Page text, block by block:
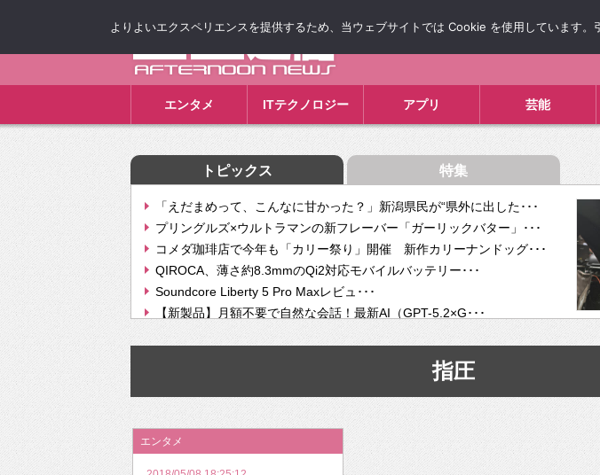
エンタメ ITテクノロジー アプリ 芸能
トピックス 特集
「えだまめって、こんなに甘かった？」新潟県民が“県外に出した･･･
プリングルズ×ウルトラマンの新フレーバー「ガーリックバター」･･･
コメダ珈琲店で今年も「カリー祭り」開催 新作カリーナンドッグ･･･
QIROCA、薄さ約8.3mmのQi2対応モバイルバッテリー･･･
Soundcore Liberty 5 Pro Maxレビュ･･･
【新製品】月額不要で自然な会話！最新AI（GPT-5.2×G･･･
【次世代の没入感と生産性】VITURE Luma Ultra･･･
挫折率8割の壁をAIで突破。ジャストシステム、”自分が今話し･･･
2026年のバレンタインは「自分で作って、想いを渡す」 TE･･･
指圧
エンタメ
よりよいエクスペリエンスを提供するため、当ウェブサイトでは Cookie を使用しています